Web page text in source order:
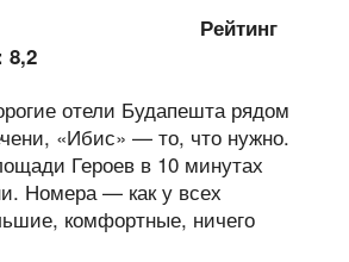
Рейтинг
8,2
отели Будапешта рядом
«Ибис» — то, что нужно.
Героев в 10 минутах
Номера — как у всех
комфортные, ничего